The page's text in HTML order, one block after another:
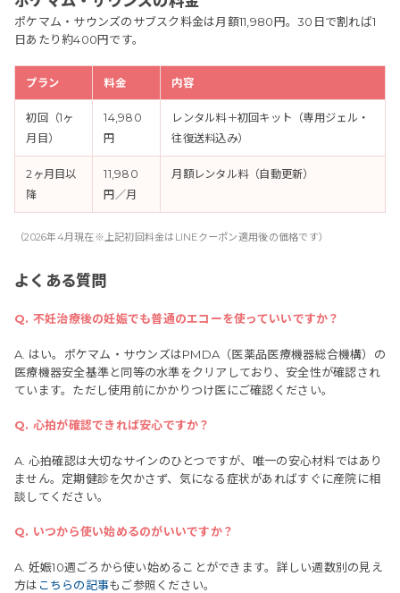
ポケマム・サウンズのサブスク料金は月額11,980円。30日で割れば1
日あたり約400円です。
プラン 料金 内容
初回（1ヶ
月目）
14,980
円
レンタル料＋初回キット（専用ジェル・
往復送料込み）
2ヶ月目以
降
11,980
円／月
月額レンタル料（自動更新）
（2026年4月現在※上記初回料金はLINEクーポン適用後の価格です）
よくある質問
Q. 不妊治療後の妊娠でも普通のエコーを使っていいですか？
A. はい。ポケマム・サウンズはPMDA（医薬品医療機器総合機構）の
医療機器安全基準と同等の水準をクリアしており、安全性が確認され
ています。ただし使用前にかかりつけ医にご確認ください。
Q. 心拍が確認できれば安心ですか？
A. 心拍確認は大切なサインのひとつですが、唯一の安心材料ではあり
ません。定期健診を欠かさず、気になる症状があればすぐに産院に相
談してください。
Q. いつから使い始めるのがいいですか？
A. 妊娠10週ごろから使い始めることができます。詳しい週数別の見え
方は こちらの記事もご参照ください。